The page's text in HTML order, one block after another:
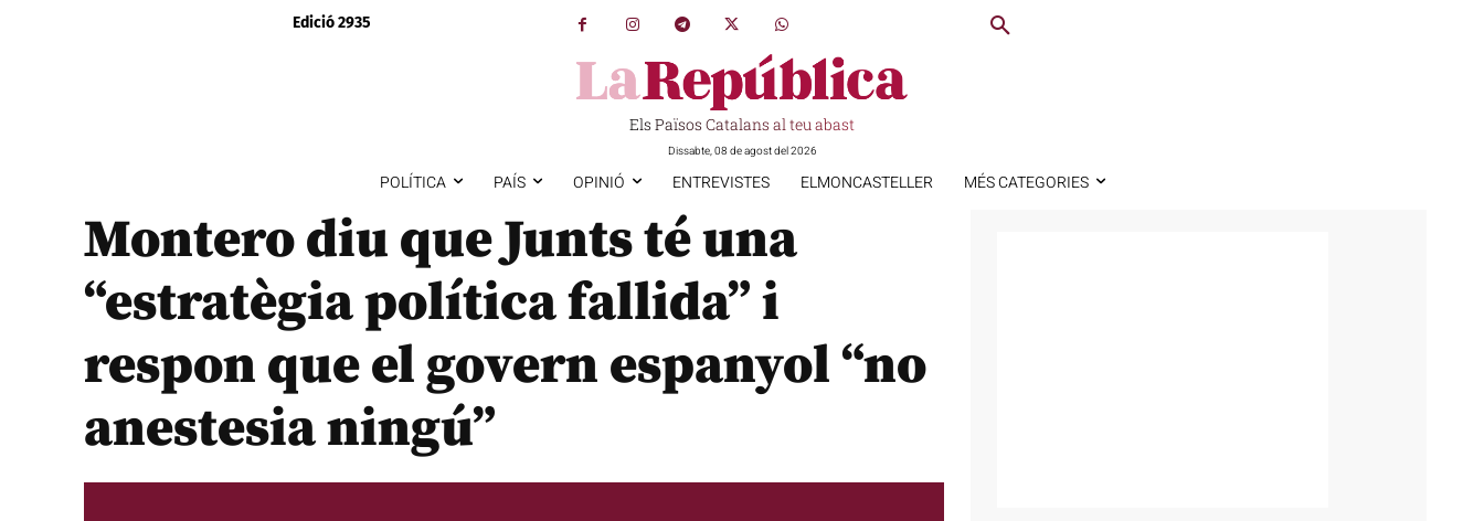
Edició 2935
Els Països Catalans al teu abast
Dissabte, 08 de agost del 2026
POLÍTICA PAÍS OPINIÓ ENTREVISTES ELMONCASTELLER MÉS CATEGORIES
Montero diu que Junts té una
“estratègia política fallida” i
respon que el govern espanyol “no
anestesia ningú”